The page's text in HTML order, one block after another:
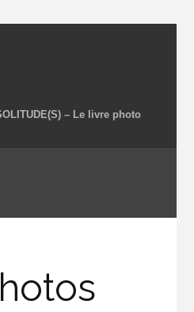
– Le livre photo